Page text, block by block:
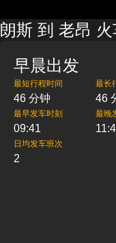
朗斯 到 老昂
早晨出发
最短行程时间
46 分钟
最长
46
最早发车时刻
09:41
最晚
日均发车班次
2